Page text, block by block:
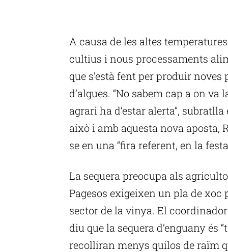
A causa de les altes
cultius i nous processaments
que s’està fent per produir
d’algues. “No sabem cap a on
agrari ha d’estar alerta”,
això i amb aquesta nova
se en una “fira referent, en la
La sequera preocupa als
Pagesos exigeixen un pla de
sector de la vinya. El
diu que la sequera d’enguany és
recolliran menys quilos de raïm